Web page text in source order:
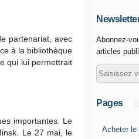
partenariat, avec
à la bibliothèque
qui lui permettrait
importantes. Le
Le 27 mai, le
Abonnez-
articles
Pages
Acheter le